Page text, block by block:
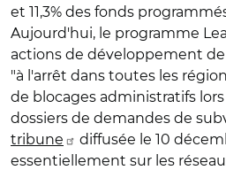
et 11,3% des fonds
Aujourd'hui, le programme
actions de développement
"à l'arrêt dans toutes les
de blocages administratifs
dossiers de demandes de
tribune
diffusée le 10
essentiellement sur les